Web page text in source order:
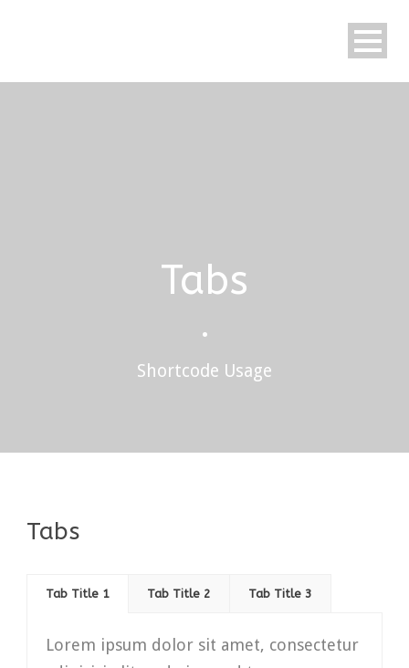
Tabs
•
Shortcode Usage
Tabs
Tab Title 1 Tab Title 2 Tab Title 3
Lorem ipsum dolor sit amet, consectetur